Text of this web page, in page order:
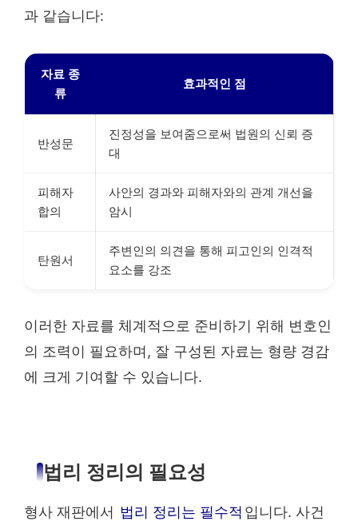
과 같습니다:
자료 종
류
효과적인 점
반성문
진정성을 보여줌으로써 법원의 신뢰 증
대
피해자
합의
사안의 경과와 피해자와의 관계 개선을
암시
탄원서
주변인의 의견을 통해 피고인의 인격적
요소를 강조
이러한 자료를 체계적으로 준비하기 위해 변호인
의 조력이 필요하며, 잘 구성된 자료는 형량 경감
에 크게 기여할 수 있습니다.
법리 정리의 필요성
형사 재판에서 법리 정리는 필수적 입니다. 사건